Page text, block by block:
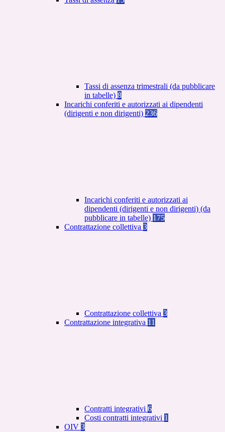
Tassi di assenza trimestrali (da pubblicare
in tabelle) 8
Incarichi conferiti e autorizzati ai dipendenti
(dirigenti e non dirigenti) 236
Incarichi conferiti e autorizzati ai
dipendenti (dirigenti e non dirigenti) (da
pubblicare in tabelle) 175
Contrattazione collettiva 3
Contrattazione collettiva 3
Contrattazione integrativa 11
Contratti integrativi 6
Costi contratti integrativi 1
OIV 3